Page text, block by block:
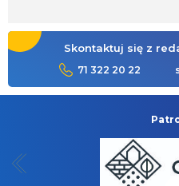
Skontaktuj się z
71 322 20 22